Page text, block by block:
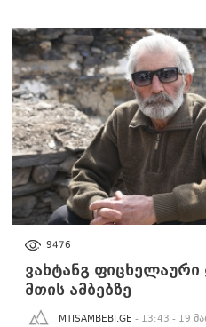
9476
ვახტანგ ფიცხელაური
მთის ამბებზე
MTISAMBEBI.GE - 13:43 - 19